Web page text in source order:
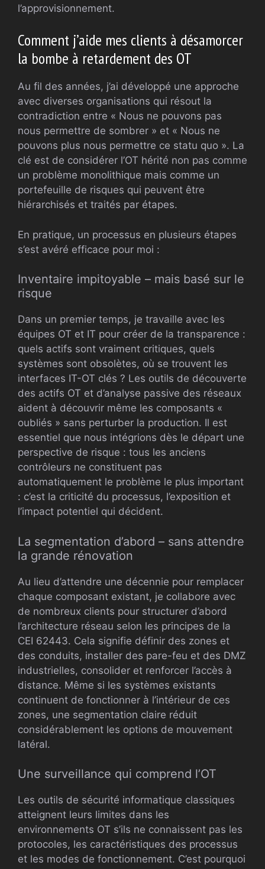
l’approvisionnement.
Comment j’aide mes clients à désamorcer
la bombe à retardement des OT
Au fil des années, j’ai développé une approche
avec diverses organisations qui résout la
contradiction entre « Nous ne pouvons pas
nous permettre de sombrer » et « Nous ne
pouvons plus nous permettre ce statu quo ». La
clé est de considérer l’OT hérité non pas comme
un problème monolithique mais comme un
portefeuille de risques qui peuvent être
hiérarchisés et traités par étapes.
En pratique, un processus en plusieurs étapes
s’est avéré efficace pour moi :
Inventaire impitoyable – mais basé sur le
risque
Dans un premier temps, je travaille avec les
équipes OT et IT pour créer de la transparence :
quels actifs sont vraiment critiques, quels
systèmes sont obsolètes, où se trouvent les
interfaces IT-OT clés ? Les outils de découverte
des actifs OT et d’analyse passive des réseaux
aident à découvrir même les composants «
oubliés » sans perturber la production. Il est
essentiel que nous intégrions dès le départ une
perspective de risque : tous les anciens
contrôleurs ne constituent pas
automatiquement le problème le plus important
: c’est la criticité du processus, l’exposition et
l’impact potentiel qui décident.
La segmentation d’abord – sans attendre
la grande rénovation
Au lieu d’attendre une décennie pour remplacer
chaque composant existant, je collabore avec
de nombreux clients pour structurer d’abord
l’architecture réseau selon les principes de la
CEI 62443. Cela signifie définir des zones et
des conduits, installer des pare-feu et des DMZ
industrielles, consolider et renforcer l’accès à
distance. Même si les systèmes existants
continuent de fonctionner à l’intérieur de ces
zones, une segmentation claire réduit
considérablement les options de mouvement
latéral.
Une surveillance qui comprend l’OT
Les outils de sécurité informatique classiques
atteignent leurs limites dans les
environnements OT s’ils ne connaissent pas les
protocoles, les caractéristiques des processus
et les modes de fonctionnement. C’est pourquoi